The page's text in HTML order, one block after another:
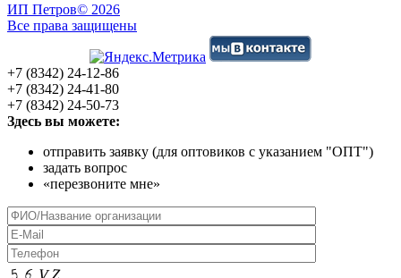
ИП Петров© 2026
Все права защищены
+7 (8342) 24-12-86
+7 (8342) 24-41-80
+7 (8342) 24-50-73
Здесь вы можете:
отправить заявку (для оптовиков с указанием "ОПТ")
задать вопрос
«перезвоните мне»